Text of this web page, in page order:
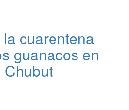
cuarentena
guanacos en
Chubut